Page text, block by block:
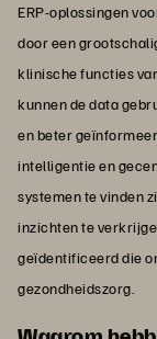
ERP-oplossingen
door een
klinische functies
kunnen de data
en beter
intelligentie en
systemen te vinden
inzichten te
geïdentificeerd die
gezondheidszorg.